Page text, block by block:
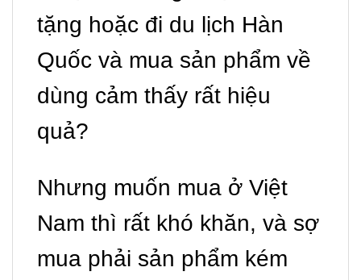
tặng hoặc đi du lịch Hàn
Quốc và mua sản phẩm về
dùng cảm thấy rất hiệu
quả?
Nhưng muốn mua ở Việt
Nam thì rất khó khăn, và sợ
mua phải sản phẩm kém